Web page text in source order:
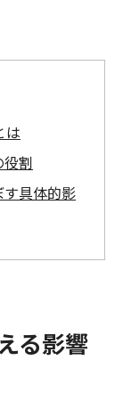
は
割
具体的影
る影響